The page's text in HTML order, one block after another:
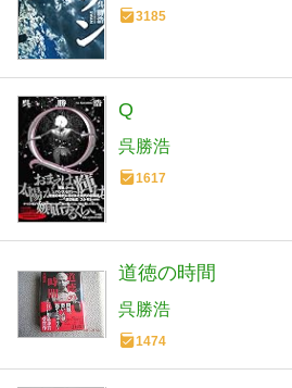
3185
Q
呉勝浩
1617
道徳の時間
呉勝浩
1474